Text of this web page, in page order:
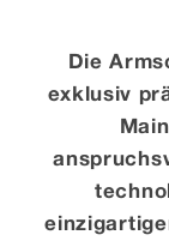
Die
exklusiv